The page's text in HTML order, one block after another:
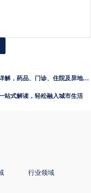
上一篇：【国樽律所】广西农村合作医疗报销比例详解，药品、门诊、住院及异地报销全解析
站式解读，轻松融入城市生活
行业领域